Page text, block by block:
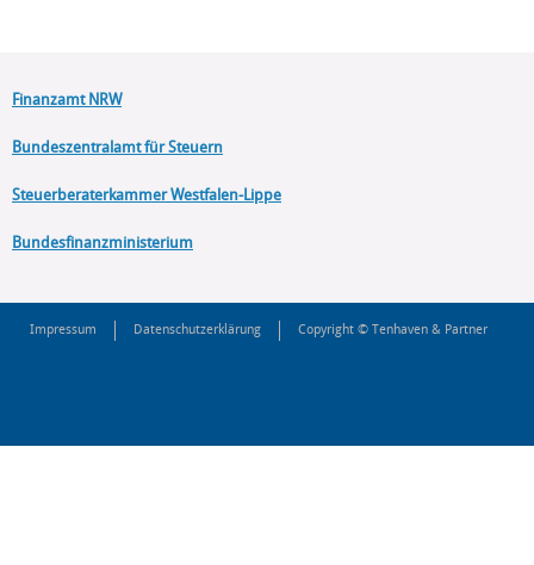
Finanzamt NRW
Bundeszentralamt für Steuern
Steuerberaterkammer Westfalen-Lippe
Bundesfinanzministerium
Impressum Datenschutzerklärung Copyright © Tenhaven & Partner